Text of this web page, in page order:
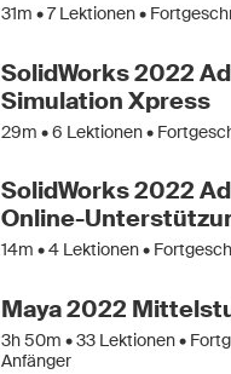
31m •7Lektionen •
SolidWorks 2022
Simulation Xpress
29m •6 Lektionen •
SolidWorks 2022
Online-
14m •4 Lektionen •
Maya 2022
3h 50m •33 Lektionen •
Anfänger